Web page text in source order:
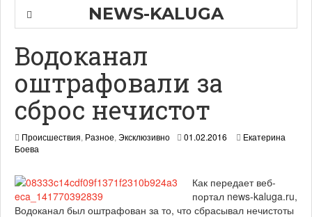
NEWS-KALUGA
Водоканал
оштрафовали за
сброс нечистот
Происшествия, Разное, Эксклюзивно 01.02.2016
2
.
2
Екатерина
Боева
Как передает веб-
портал news-kaluga.ru,
Водоканал был оштрафован за то, что сбрасывал нечистоты